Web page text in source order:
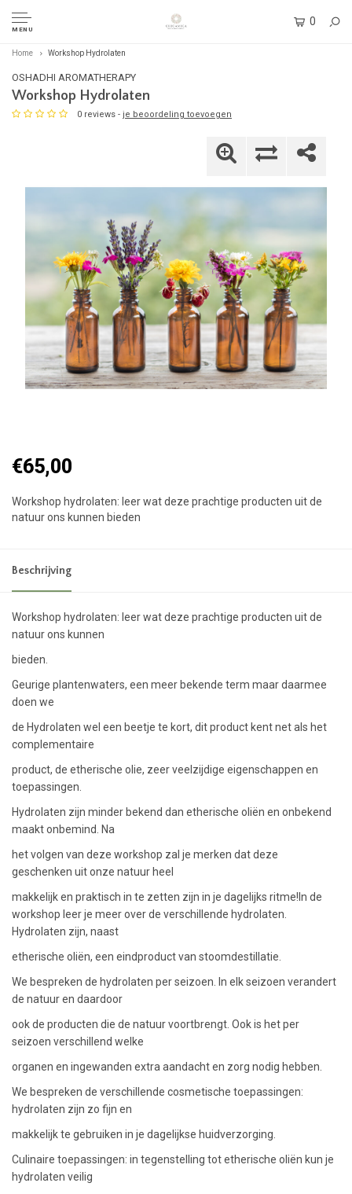
MENU
0
Home Workshop Hydrolaten
OSHADHI AROMATHERAPY
Workshop Hydrolaten
0 reviews - je beoordeling toevoegen
€65,00
Workshop hydrolaten: leer wat deze prachtige producten uit de
natuur ons kunnen bieden
Beschrijving
Workshop hydrolaten: leer wat deze prachtige producten uit de
natuur ons kunnen
bieden.
Geurige plantenwaters, een meer bekende term maar daarmee
doen we
de Hydrolaten wel een beetje te kort, dit product kent net als het
complementaire
product, de etherische olie, zeer veelzijdige eigenschappen en
toepassingen.
Hydrolaten zijn minder bekend dan etherische oliën en onbekend
maakt onbemind. Na
het volgen van deze workshop zal je merken dat deze
geschenken uit onze natuur heel
makkelijk en praktisch in te zetten zijn in je dagelijks ritme!In de
workshop leer je meer over de verschillende hydrolaten.
Hydrolaten zijn, naast
etherische oliën, een eindproduct van stoomdestillatie.
We bespreken de hydrolaten per seizoen. In elk seizoen verandert
de natuur en daardoor
ook de producten die de natuur voortbrengt. Ook is het per
seizoen verschillend welke
organen en ingewanden extra aandacht en zorg nodig hebben.
We bespreken de verschillende cosmetische toepassingen:
hydrolaten zijn zo fijn en
makkelijk te gebruiken in je dagelijkse huidverzorging.
Culinaire toepassingen: in tegenstelling tot etherische oliën kun je
hydrolaten veilig